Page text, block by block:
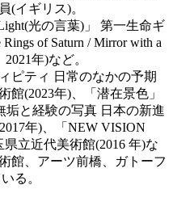
(イギリス)。
光の言葉)」 第一生命ギ
of Saturn / Mirror with a
年)など。
ピティ 日常のなかの予期
(2023年)、「潜在景色」
垢と経験の写真 日本の新進
年)、「NEW VISION
立近代美術館(2016 年)な
館、アーツ前橋、ガトーフ
る。